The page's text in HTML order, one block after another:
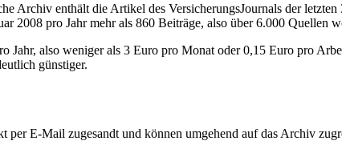
Archiv enthält die Artikel des VersicherungsJournals der
2008 pro Jahr mehr als 860 Beiträge, also über 6.000 Quellen
also weniger als 3 Euro pro Monat oder 0,15 Euro pro
günstiger.
per E-Mail zugesandt und können umgehend auf das Archiv